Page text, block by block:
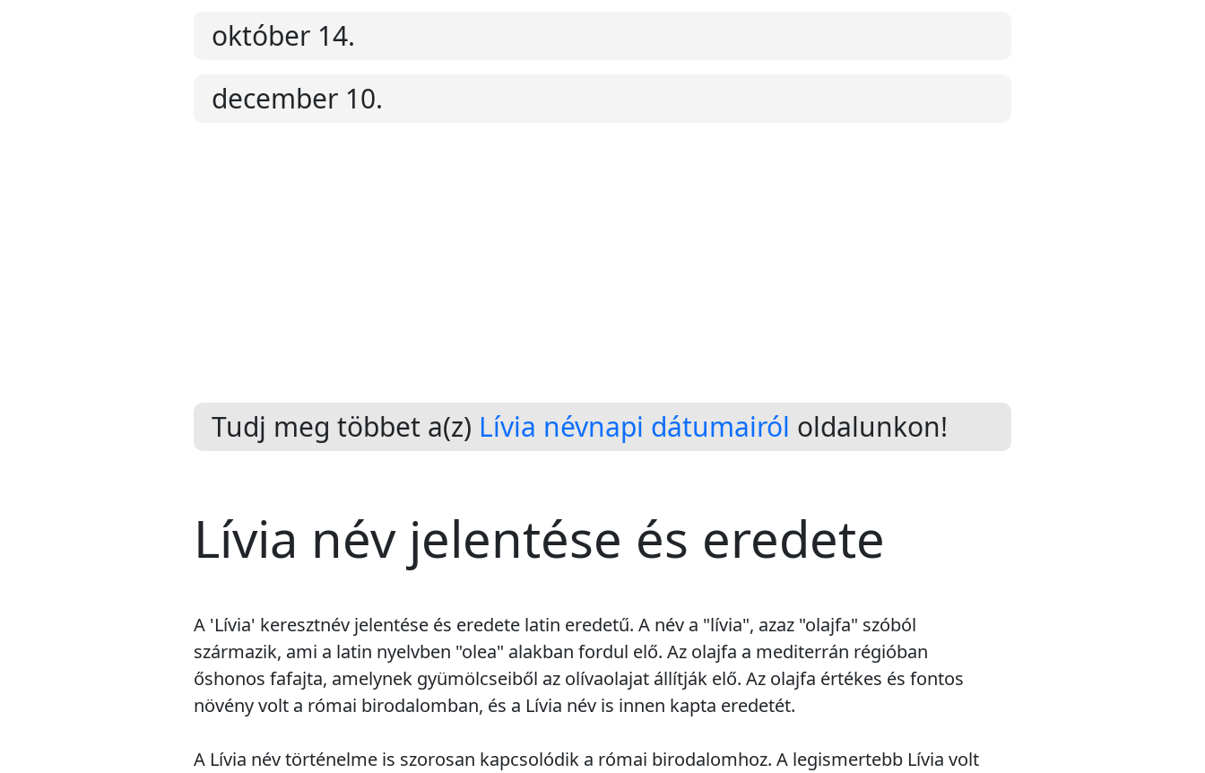
október 14.
december 10.
Tudj meg többet a(z) Lívia névnapi dátumairól oldalunkon!
Lívia név jelentése és eredete
A 'Lívia' keresztnév jelentése és eredete latin eredetű. A név a "lívia", azaz "olajfa" szóból
származik, ami a latin nyelvben "olea" alakban fordul elő. Az olajfa a mediterrán régióban
őshonos fafajta, amelynek gyümölcseiből az olívaolajat állítják elő. Az olajfa értékes és fontos
növény volt a római birodalomban, és a Lívia név is innen kapta eredetét.
A Lívia név történelme is szorosan kapcsolódik a római birodalomhoz. A legismertebb Lívia volt